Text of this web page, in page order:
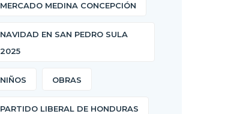
MERCADO MEDINA CONCEPCIÓN
NAVIDAD EN SAN PEDRO SULA
2025
NIÑOS OBRAS
PARTIDO LIBERAL DE HONDURAS